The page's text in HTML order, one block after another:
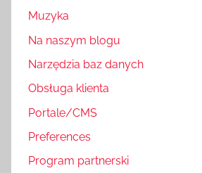
Muzyka
Na naszym blogu
Narzędzia baz danych
Obsługa klienta
Portale/CMS
Preferences
Program partnerski